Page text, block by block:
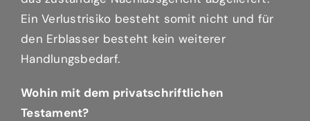
Ein Verlustrisiko besteht somit nicht und für
den Erblasser besteht kein weiterer
Handlungsbedarf.
Wohin mit dem privatschriftlichen
Testament?